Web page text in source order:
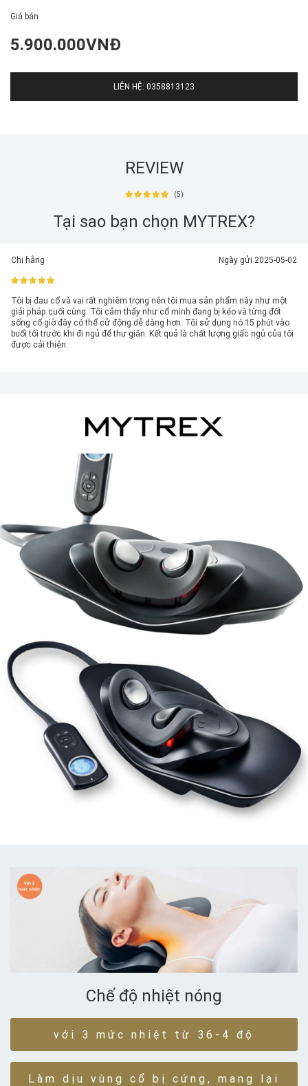
Giá bán
5.900.000VNĐ
LIÊN HỆ: 0358813123
REVIEW
(5)
Tại sao bạn chọn MYTREX?
Chị hằng Ngày gửi 2025-05-02
Tôi bị đau cổ và vai rất nghiêm trọng nên tôi mua sản phẩm này như một
giải pháp cuối cùng. Tôi cảm thấy như cổ mình đang bị kéo và từng đốt
sống cổ giờ đây có thể cử động dễ dàng hơn. Tôi sử dụng nó 15 phút vào
buổi tối trước khi đi ngủ để thư giãn. Kết quả là chất lượng giấc ngủ của tôi
được cải thiện.
Chế độ nhiệt nóng
với 3 mức nhiệt từ 36-4 độ
Làm dịu vùng cổ bị cứng, mang lại